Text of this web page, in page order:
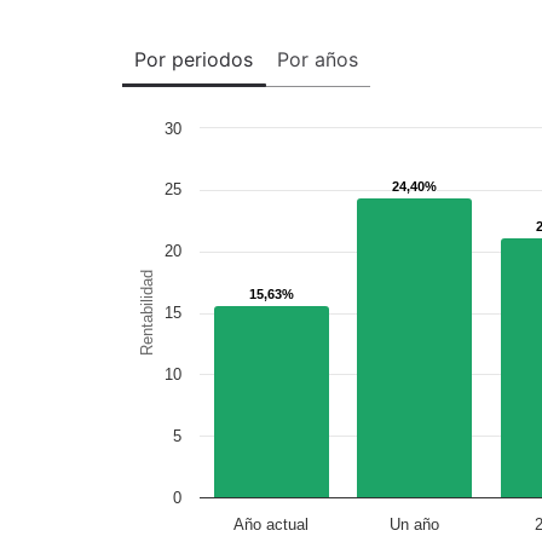
Por periodos Por años
Rentabilidad 15,63%
15,63%
24,40%
24,40%
Año actual Un año
0
5
10
15
20
25
30